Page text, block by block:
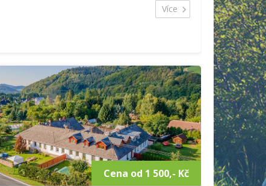
Více
Cena od 1 500,- Kč